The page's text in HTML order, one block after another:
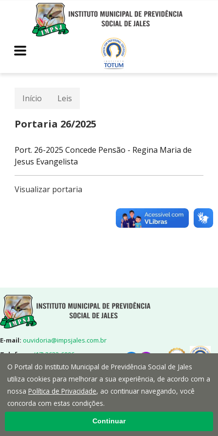
Início Leis
Portaria 26/2025
Port. 26-2025 Concede Pensão - Regina Maria de
Jesus Evangelista
Visualizar portaria
E-mail: ouvidoria@impsjales.com.br
Telefone:(17) 3632-6906
Endereço: Rua 7,nº2072-Centro-
Jales/SP-CEP:15700-014
O Portal do Instituto Municipal de Previdência Social de Jales
utiliza cookies para melhorar a sua experiência, de acordo com a
nossa Política de Privacidade, ao continuar navegando, você
concorda com estas condições.
Continuar